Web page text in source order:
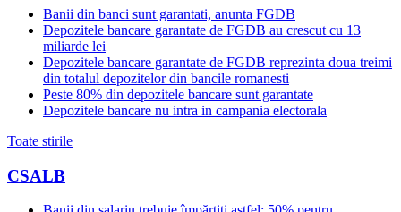
Banii din banci sunt garantati, anunta FGDB
Depozitele bancare garantate de FGDB au crescut cu 13
miliarde lei
Depozitele bancare garantate de FGDB reprezinta doua treimi
din totalul depozitelor din bancile romanesti
Peste 80% din depozitele bancare sunt garantate
Depozitele bancare nu intra in campania electorala
Toate stirile
CSALB